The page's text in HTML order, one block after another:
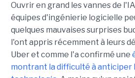
Ouvrir en grand les vannes de
équipes d'ingénierie logicielle
quelques mauvaises surprises
l'ont appris récemment à leurs
Uber et comme l'a confirmé une
montrant la difficulté à anticiper